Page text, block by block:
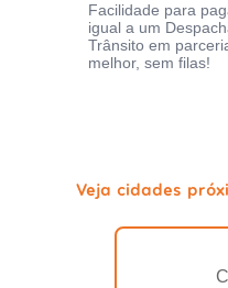
Facilidade para
igual a um
Trânsito em
melhor, sem filas!
Veja cidades